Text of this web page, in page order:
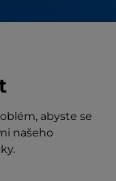
abyste se
našeho